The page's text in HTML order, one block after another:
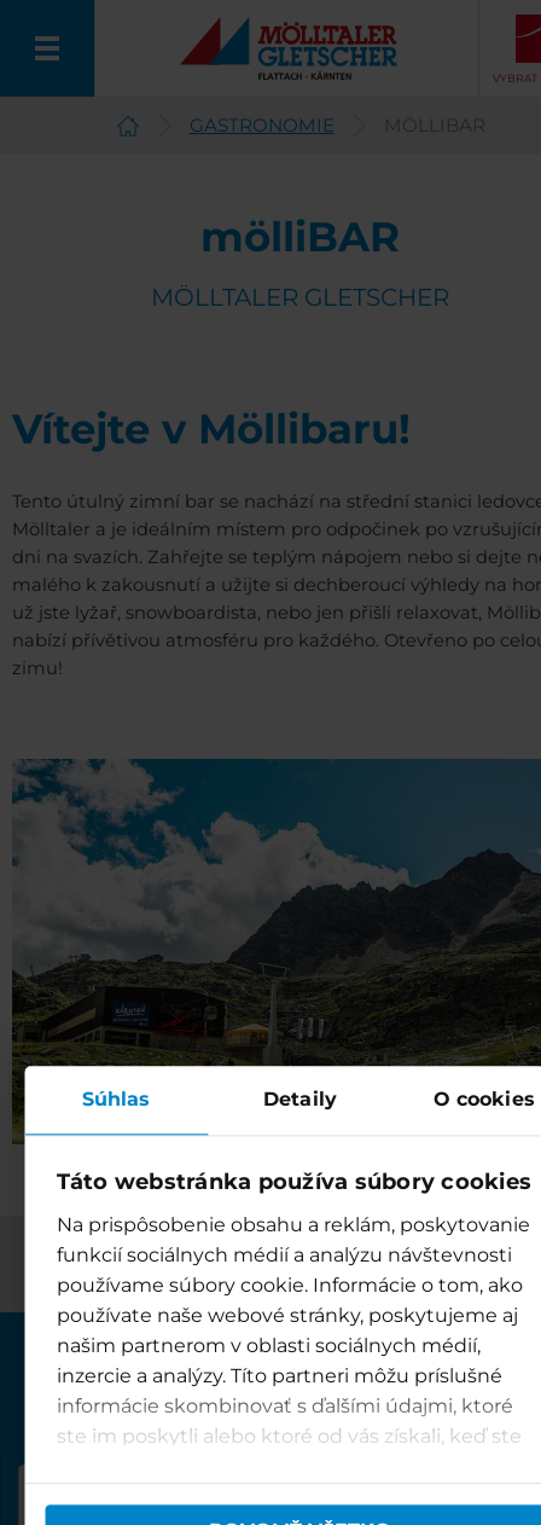
Súhlas Detaily O cookies
Táto webstránka používa súbory cookies
Na prispôsobenie obsahu a reklám, poskytovanie
funkcií sociálnych médií a analýzu návštevnosti
používame súbory cookie. Informácie o tom, ako
používate naše webové stránky, poskytujeme aj
našim partnerom v oblasti sociálnych médií,
inzercie a analýzy. Títo partneri môžu príslušné
informácie skombinovať s ďalšími údajmi, ktoré
ste im poskytli alebo ktoré od vás získali, keď ste
VYBRAT
GASTRONOMIE MÖLLIBAR
mölliBAR
MÖLLTALER GLETSCHER
Vítejte v Möllibaru!
Tento útulný zimní bar se nachází na střední stanici
Mölltaler a je ideálním místem pro odpočinek po
dni na svazích. Zahřejte se teplým nápojem nebo si dejte
malého k zakousnutí a užijte si dechberoucí výhledy na
už jste lyžař, snowboardista, nebo jen přišli relaxovat,
nabízí přívětivou atmosféru pro každého. Otevřeno po
zimu!
MÖLLTALSKÝ LEDOVEC
OTEVŘENO